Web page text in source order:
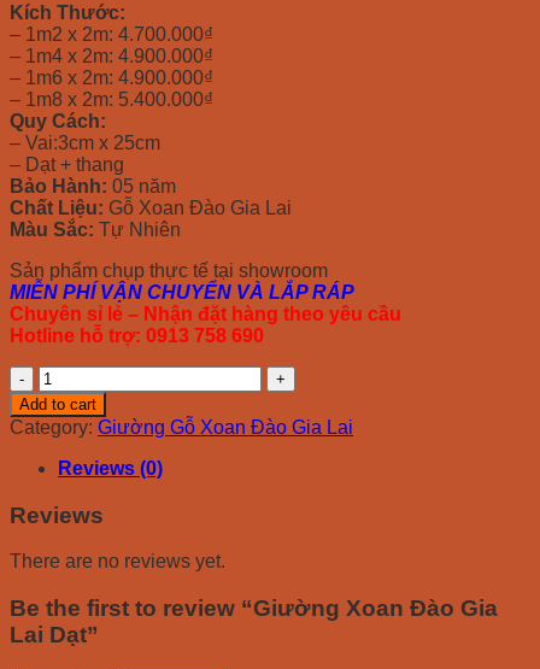
Kích Thước:
– 1m2 x 2m: 4.700.000₫
– 1m4 x 2m: 4.900.000₫
– 1m6 x 2m: 4.900.000₫
– 1m8 x 2m: 5.400.000₫
Quy Cách:
– Vai:3cm x 25cm
– Dạt + thang
Bảo Hành: 05 năm
Chất Liệu: Gỗ Xoan Đào Gia Lai
Màu Sắc: Tự Nhiên
Sản phẩm chụp thực tế tại showroom
MIỄN PHÍ VẬN CHUYỂN VÀ LẮP RÁP
Chuyên sỉ lẻ – Nhận đặt hàng theo yêu cầu
Hotline hỗ trợ: 0913 758 690
Giường
Xoan
Đào
Gia
Lai
Dạt
quantity
Add to cart
Category: Giường Gỗ Xoan Đào Gia Lai
Reviews (0)
Reviews
There are no reviews yet.
Be the first to review “Giường Xoan Đào Gia
Lai Dạt”